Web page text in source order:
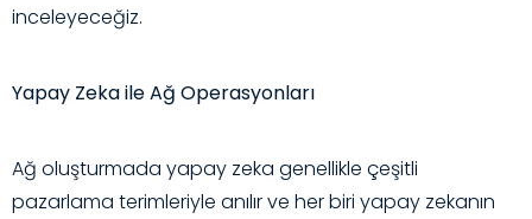
inceleyeceğiz.
Yapay Zeka ile Ağ Operasyonları
Ağ oluşturmada yapay zeka genellikle çeşitli
pazarlama terimleriyle anılır ve her biri yapay zekanın